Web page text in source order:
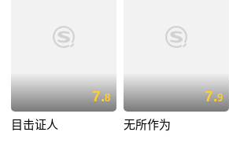
7.8
目击证人
7.9
无所作为